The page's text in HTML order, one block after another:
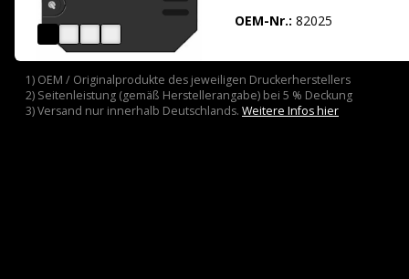
OEM-Nr.: 82025
1) OEM / Originalprodukte des jeweiligen Druckerherstellers
2) Seitenleistung (gemäß Herstellerangabe) bei 5 % Deckung
3) Versand nur innerhalb Deutschlands. Weitere Infos hier